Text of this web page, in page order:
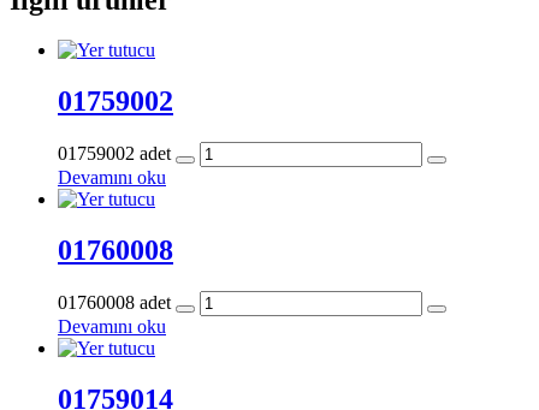
01759002
01759002 adet
Devamını oku
01760008
01760008 adet
Devamını oku
01759014